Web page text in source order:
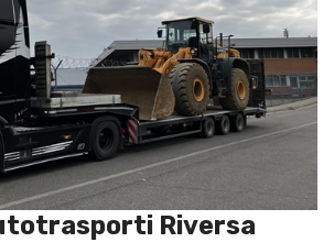
Riversa